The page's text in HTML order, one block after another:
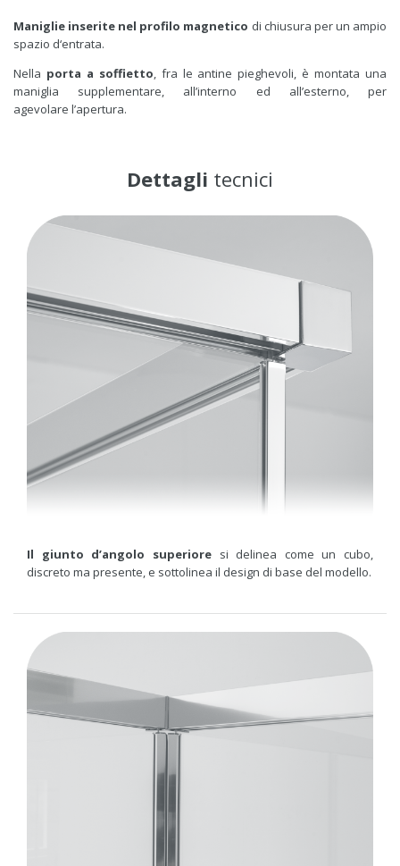
Maniglie inserite nel profilo magnetico di chiusura per un ampio
spazio d‘entrata.
Nella porta a soffietto, fra le antine pieghevoli, è montata una
maniglia supplementare, all’interno ed all’esterno, per
agevolare l’apertura.
Dettagli tecnici
Il giunto d’angolo superioresi delinea come un cubo,
discreto ma presente, e sottolinea il design di base del modello.